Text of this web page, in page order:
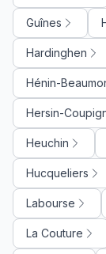
Guînes
Hardinghen
Hénin-
Hersin-
Heuchin
Hucqueliers
Labourse
La Couture